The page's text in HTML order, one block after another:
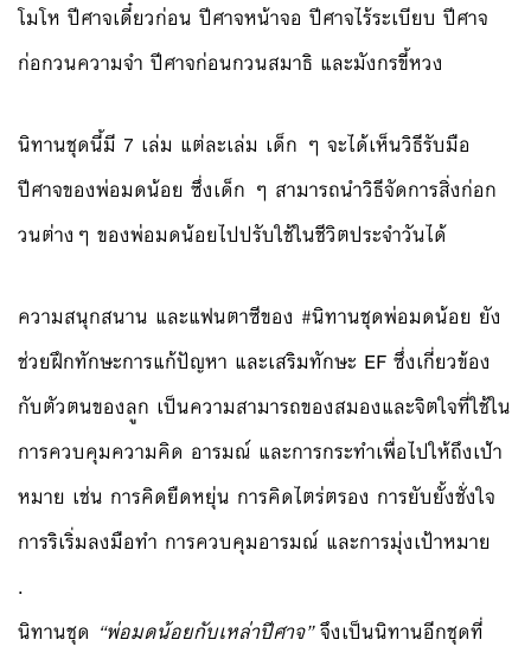
โมโห ปีศาจเดี๋ยวก่อน ปีศาจหน้าจอ ปีศาจไร้ระเบียบ ปีศาจ
ก่อกวนความจำ ปีศาจก่อนกวนสมาธิ และมังกรขี้หวง
นิทานชุดนี้มี 7 เล่ม แต่ละเล่ม เด็ก ๆ จะได้เห็นวิธีรับมือ
ปีศาจของพ่อมดน้อย ซึ่งเด็ก ๆ สามารถนำวิธีจัดการสิ่งก่อก
วนต่างๆ ของพ่อมดน้อยไปปรับใช้ในชีวิตประจำวันได้
ความสนุกสนาน และแฟนตาซีของ #นิทานชุดพ่อมดน้อย ยัง
ช่วยฝึกทักษะการแก้ปัญหา และเสริมทักษะ EF ซึ่งเกี่ยวข้อง
กับตัวตนของลูก เป็นความสามารถของสมองและจิตใจที่ใช้ใน
การควบคุมความคิด อารมณ์ และการกระทำเพื่อไปให้ถึงเป้า
หมาย เช่น การคิดยืดหยุ่น การคิดไตร่ตรอง การยับยั้งชั่งใจ
การริเริ่มลงมือทำ การควบคุมอารมณ์ และการมุ่งเป้าหมาย
.
นิทานชุด “พ่อมดน้อยกับเหล่าปีศาจ”จึงเป็นนิทานอีกชุดที่